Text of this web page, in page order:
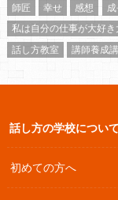
師匠
幸せ 感想
私は自分の仕事が大好き
話し方教室
講師養成
話し方の学校について
初めての方へ